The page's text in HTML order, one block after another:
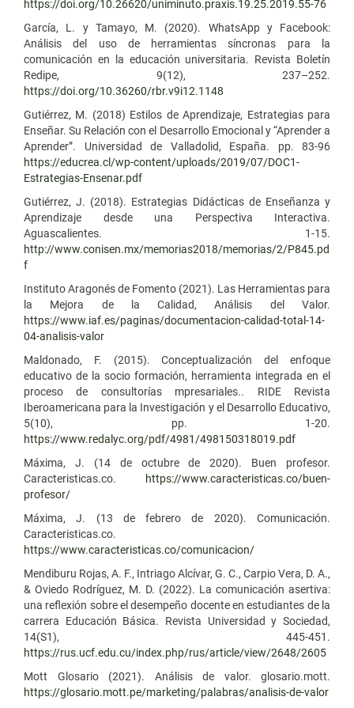
https://doi.org/10.26620/uniminuto.praxis.19.25.2019.55-76
García, L. y Tamayo, M. (2020). WhatsApp y Facebook:
Análisis del uso de herramientas síncronas para la
comunicación en la educación universitaria. Revista Boletín
Redipe, 9(12), 237–252.
https://doi.org/10.36260/rbr.v9i12.1148
Gutiérrez, M. (2018) Estilos de Aprendizaje, Estrategias para
Enseñar. Su Relación con el Desarrollo Emocional y “Aprender a
Aprender”. Universidad de Valladolid, España. pp. 83-96
https://educrea.cl/wp-content/uploads/2019/07/DOC1-
Estrategias-Ensenar.pdf
Gutiérrez, J. (2018). Estrategias Didácticas de Enseñanza y
Aprendizaje desde una Perspectiva Interactiva.
Aguascalientes. 1-15.
http://www.conisen.mx/memorias2018/memorias/2/P845.pd
f
Instituto Aragonés de Fomento (2021). Las Herramientas para
la Mejora de la Calidad, Análisis del Valor.
https://www.iaf.es/paginas/documentacion-calidad-total-14-
04-analisis-valor
Maldonado, F. (2015). Conceptualización del enfoque
educativo de la socio formación, herramienta integrada en el
proceso de consultorías mpresariales.. RIDE Revista
Iberoamericana para la Investigación y el Desarrollo Educativo,
5(10), pp. 1-20.
https://www.redalyc.org/pdf/4981/498150318019.pdf
Máxima, J. (14 de octubre de 2020). Buen profesor.
Caracteristicas.co.
https://www.caracteristicas.co/buen-
profesor/
Máxima, J. (13 de febrero de 2020). Comunicación.
Caracteristicas.co.
https://www.caracteristicas.co/comunicacion/
Mendiburu Rojas, A. F., Intriago Alcívar, G. C., Carpio Vera, D. A.,
& Oviedo Rodríguez, M. D. (2022). La comunicación asertiva:
una reflexión sobre el desempeño docente en estudiantes de la
carrera Educación Básica. Revista Universidad y Sociedad,
14(S1), 445-451.
https://rus.ucf.edu.cu/index.php/rus/article/view/2648/2605
Mott Glosario (2021). Análisis de valor. glosario.mott.
https://glosario.mott.pe/marketing/palabras/analisis-de-valor